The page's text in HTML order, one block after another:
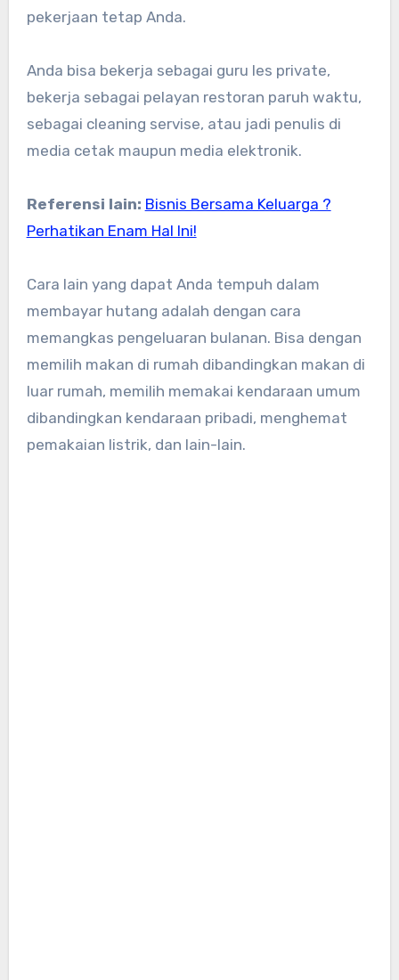
pekerjaan tetap Anda.
Anda bisa bekerja sebagai guru les private,
bekerja sebagai pelayan restoran paruh waktu,
sebagai cleaning servise, atau jadi penulis di
media cetak maupun media elektronik.
Referensi lain: Bisnis Bersama Keluarga ?
Perhatikan Enam Hal Ini!
Cara lain yang dapat Anda tempuh dalam
membayar hutang adalah dengan cara
memangkas pengeluaran bulanan. Bisa dengan
memilih makan di rumah dibandingkan makan di
luar rumah, memilih memakai kendaraan umum
dibandingkan kendaraan pribadi, menghemat
pemakaian listrik, dan lain-lain.